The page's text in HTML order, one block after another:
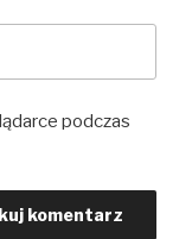
podczas